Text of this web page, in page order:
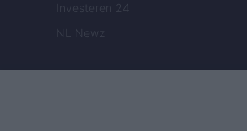
Investeren 24
NL Newz